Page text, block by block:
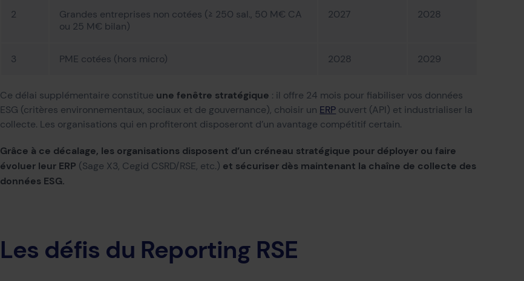
2
Grandes entreprises non cotées (≥ 250 sal., 50 M€ CA
ou 25 M€ bilan)
2027 2028
3 PME cotées (hors micro) 2028 2029
Ce délai supplémentaire constitue une fenêtre stratégique : il offre 24 mois pour fiabiliser vos données
ESG (critères environnementaux, sociaux et de gouvernance), choisir un ERP ouvert (API) et industrialiser la
collecte. Les organisations qui en profiteront disposeront d’un avantage compétitif certain.
Grâce à ce décalage, les organisations disposent d’un créneau stratégique pour déployer ou faire
évoluer leur ERP (Sage X3, Cegid CSRD/RSE, etc.) et sécuriser dès maintenant la chaîne de collecte des
données ESG.
Les défis du Reporting RSE